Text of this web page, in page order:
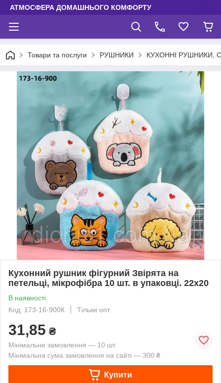
АТМОСФЕРА ДОМАШНЬОГО КОМФОРТУ
Товари та послуги РУШНИКИ КУХОННІ РУШНИКИ,
Кухонний рушник фігурний Звірята на
петельці, мікрофібра 10 шт. в упаковці. 22х20
В наявності
Код: 173-16-900К
Тільки опт
31,85 ₴
Мінімальне замовлення — 10 шт.
Мінімальна сума замовлення на сайті — 300 ₴
Купити